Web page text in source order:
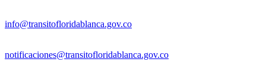
info@transitofloridablanca.gov.co
notificaciones@transitofloridablanca.gov.co